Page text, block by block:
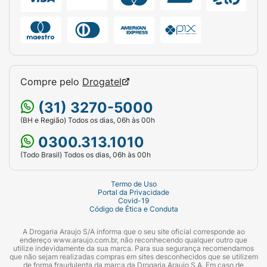
eficaz e suave na pele. Sua fragrância suave e
amadeirada, com notas de cedro, bergamota
e baunilha é liberada de forma contínua
mantendo você fresco e confiante o dia todo.
O spray preciso garante uma aplicação
instantâneo. Para melhores resultados, agite
bem antes de usar e aplique nas axilas secas
a uma distância de 15 cm. A aplicação
noturna também é recomendada: a fórmula é
antitranspirante básico.
Compre pelo Drogatel
(31) 3270-5000
(BH e Região) Todos os dias, 06h às 00h
0300.313.1010
(Todo Brasil) Todos os dias, 06h às 00h
Termo de Uso
Portal da Privacidade
Covid-19
Código de Ética e Conduta
A Drogaria Araujo S/A informa que o seu site oficial corresponde ao
endereço www.araujo.com.br, não reconhecendo qualquer outro que
utilize indevidamente da sua marca. Para sua segurança recomendamos
que não sejam realizadas compras em sites desconhecidos que se utilizem
de forma fraudulenta da marca da Drogaria Araujo S.A. Em caso de